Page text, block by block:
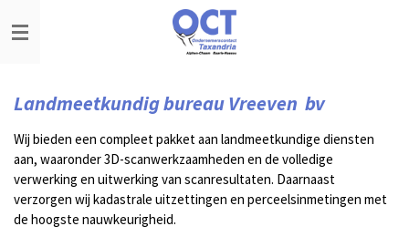
direct
hoofdinhoud
Landmeetkundig bureau Vreeven bv
Wij bieden een compleet pakket aan landmeetkundige diensten
aan, waaronder 3D-scanwerkzaamheden en de volledige
verwerking en uitwerking van scanresultaten. Daarnaast
verzorgen wij kadastrale uitzettingen en perceelsinmetingen met
de hoogste nauwkeurigheid.